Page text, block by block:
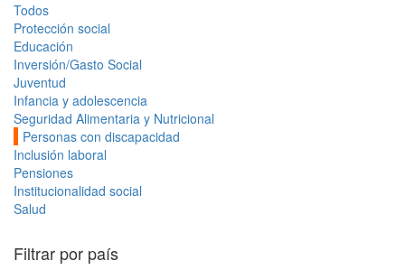
Todos
Protección social
Educación
Inversión/Gasto Social
Juventud
Infancia y adolescencia
Seguridad Alimentaria y Nutricional
Personas con discapacidad
Inclusión laboral
Pensiones
Institucionalidad social
Salud
Filtrar por país